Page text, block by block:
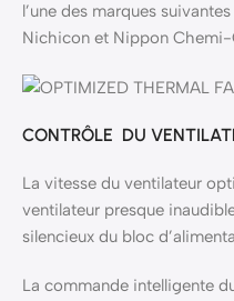
l’une des marques
Nichicon et Nippon Chemi-
CONTRÔLE DU
La vitesse du ventilateur
ventilateur presque
silencieux du bloc
La commande intelligente